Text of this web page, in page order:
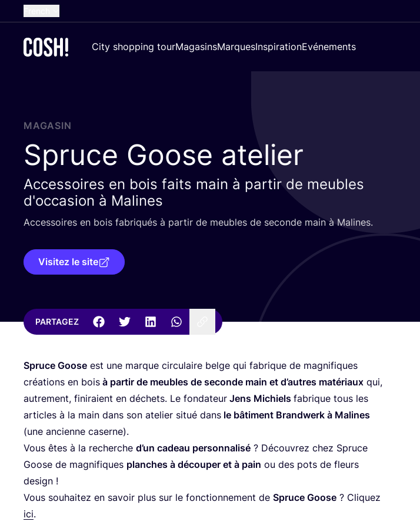
Dutch
Croatian
City shopping tourMagasinsMarquesInspirationEvénements
MAGASIN
Spruce Goose atelier
​​Accessoires en bois faits main à partir de meubles
d'occasion à Malines
Acces­soires en bois fabri­qués à par­tir de meubles de seconde main à Malines.
Visitez le site
PARTAGEZ
Spruce Goose est une marque cir­cu­laire belge qui fabrique de magni­fiques
créa­tions en bois à par­tir de meubles de seconde main et d’autres maté­riaux qui,
autre­ment, fini­raient en déchets. Le fon­da­teur Jens Michiels fabrique tous les
articles à la main dans son ate­lier situé dans le bâti­ment Brand­werk à Malines
(une ancienne caserne).
Vous êtes à la recherche d’un cadeau per­son­na­li­sé ? Décou­vrez chez Spruce
Goose de magni­fiques planches à décou­per et à pain ou des pots de fleurs
design !
Vous sou­hai­tez en savoir plus sur le fonc­tion­ne­ment de Spruce Goose ? Cli­quez
ici.